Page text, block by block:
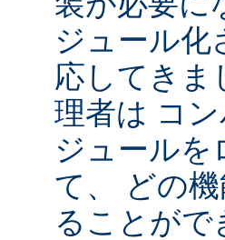
ジュール化
応してきま
理者は コ
ジュールを
て、 どの
ることがで